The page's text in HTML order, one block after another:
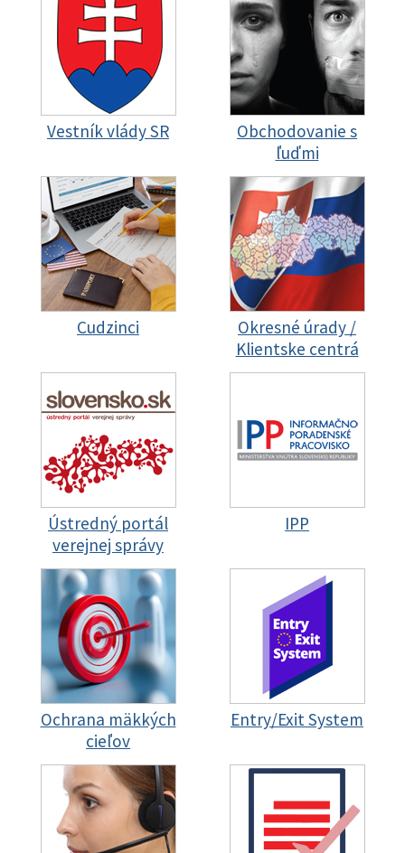
Vestník vlády SR
Obchodovanie s
ľuďmi
Cudzinci
Okresné úrady /
Klientske centrá
Ústredný portál
verejnej správy
IPP
Ochrana mäkkých
cieľov
Entry/Exit System